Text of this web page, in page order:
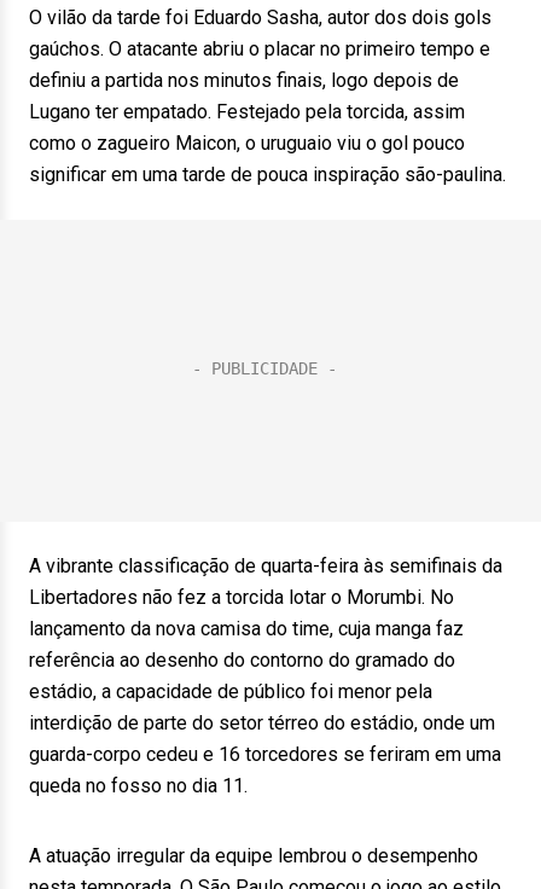
O vilão da tarde foi Eduardo Sasha, autor dos dois gols
gaúchos. O atacante abriu o placar no primeiro tempo e
definiu a partida nos minutos finais, logo depois de
Lugano ter empatado. Festejado pela torcida, assim
como o zagueiro Maicon, o uruguaio viu o gol pouco
significar em uma tarde de pouca inspiração são-paulina.
A vibrante classificação de quarta-feira às semifinais da
Libertadores não fez a torcida lotar o Morumbi. No
lançamento da nova camisa do time, cuja manga faz
referência ao desenho do contorno do gramado do
estádio, a capacidade de público foi menor pela
interdição de parte do setor térreo do estádio, onde um
guarda-corpo cedeu e 16 torcedores se feriram em uma
queda no fosso no dia 11.
A atuação irregular da equipe lembrou o desempenho